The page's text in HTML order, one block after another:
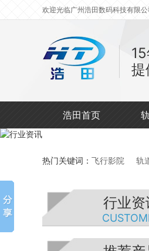
欢迎光临广州浩田数码科技有限公
提
浩田首页
热门关键词： 飞行影院 轨
行业资